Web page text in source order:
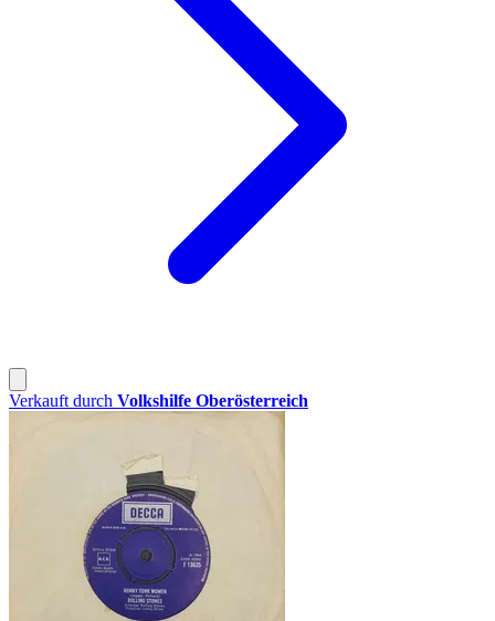
Verkauft durch Volkshilfe Oberösterreich